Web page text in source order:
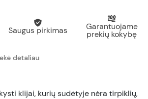
Saugus pirkimas Garantuojame
prekių kokybę
detaliau
klijai, kurių sudėtyje nėra tirpiklių,